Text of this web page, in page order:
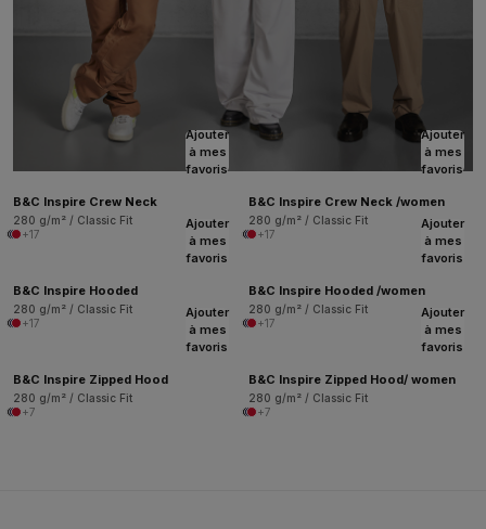
Ajouter
à mes
favoris
B&C Inspire Crew Neck
280 g/m² / Classic Fit
+17
Ajouter
à mes
favoris
B&C Inspire Crew Neck /women
280 g/m² / Classic Fit
+17
Ajouter
à mes
favoris
B&C Inspire Hooded
280 g/m² / Classic Fit
+17
Ajouter
à mes
favoris
B&C Inspire Hooded /women
280 g/m² / Classic Fit
+17
Ajouter
à mes
favoris
B&C Inspire Zipped Hood
280 g/m² / Classic Fit
+7
Ajouter
à mes
favoris
B&C Inspire Zipped Hood/ women
280 g/m² / Classic Fit
+7